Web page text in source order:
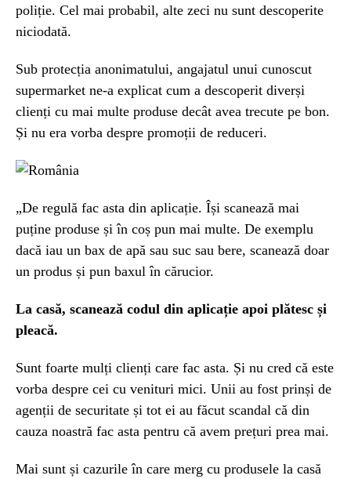
poliție. Cel mai probabil, alte zeci nu sunt descoperite
niciodată.
Sub protecția anonimatului, angajatul unui cunoscut
supermarket ne-a explicat cum a descoperit diverși
clienți cu mai multe produse decât avea trecute pe bon.
Și nu era vorba despre promoții de reduceri.
„De regulă fac asta din aplicație. Își scanează mai
puține produse și în coș pun mai multe. De exemplu
dacă iau un bax de apă sau suc sau bere, scanează doar
un produs și pun baxul în cărucior.
La casă, scanează codul din aplicație apoi plătesc și
pleacă.
Sunt foarte mulți clienți care fac asta. Și nu cred că este
vorba despre cei cu venituri mici. Unii au fost prinși de
agenții de securitate și tot ei au făcut scandal că din
cauza noastră fac asta pentru că avem prețuri prea mai.
Mai sunt și cazurile în care merg cu produsele la casă